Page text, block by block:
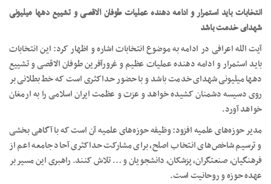
انتخابات باید استمرار و ادامه دهنده عملیات طوفان الاقصی و تشییع دهها میلیونی
شهدای خدمت باشد
آیت الله اعرافی در ادامه به موضوع انتخابات اشاره و اظهار کرد: این انتخابات
باید استمرار و ادامه دهنده عملیات عظیم و غرورآفرین طوفان الاقصی و تشییع
دهها میلیونی شهدای خدمت باشد و با حضور حداکثری است که خط بطلانی بر
روی دسیسه دشمنان کشیده خواهد و عزت و عظمت ایران اسلامی را به ارمغان
خواهد آورد.
مدیر حوزه‌های علمیه افزود: وظیفه حوزه‌های علمیه آن است که با آگاهی بخشی
و ترسیم شاخص‌های انتخاب اصلح، برای مشارکت حداکثری آحاد جامعه اعم از
فرهنگیان، صنعتگران، پزشکان، دانشجویان و … تلاش کنند. راهبری این مسیر بر
عهده حوزه و روحانیت است.